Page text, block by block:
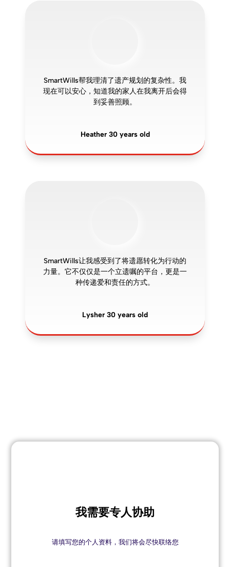
SmartWills帮我理清了遗产规划的复杂性。我
现在可以安心，知道我的家人在我离开后会得
到妥善照顾。
Heather 30 years old
SmartWills让我感受到了将遗愿转化为行动的
力量。它不仅仅是一个立遗嘱的平台，更是一
种传递爱和责任的方式。
Lysher 30 years old
我需要专人协助
请填写您的个人资料，我们将会尽快联络您